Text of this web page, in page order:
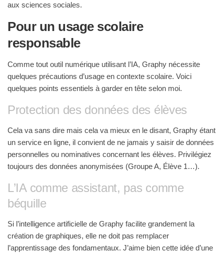
aux sciences sociales.
Pour un usage scolaire
responsable
Comme tout outil numérique utilisant l’IA, Graphy nécessite
quelques précautions d’usage en contexte scolaire. Voici
quelques points essentiels à garder en tête selon moi.
Protection des données des élèves
Cela va sans dire mais cela va mieux en le disant, Graphy étant
un service en ligne, il convient de ne jamais y saisir de données
personnelles ou nominatives concernant les élèves. Privilégiez
toujours des données anonymisées (Groupe A, Élève 1…).
L’IA comme assistant, pas comme
béquille
Si l’intelligence artificielle de Graphy facilite grandement la
création de graphiques, elle ne doit pas remplacer
l’apprentissage des fondamentaux. J’aime bien cette idée d’une